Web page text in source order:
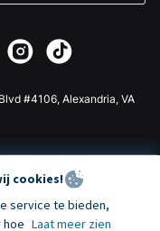
#4106, Alexandria, VA
cookies!
service te bieden,
hoe Laat meer zien